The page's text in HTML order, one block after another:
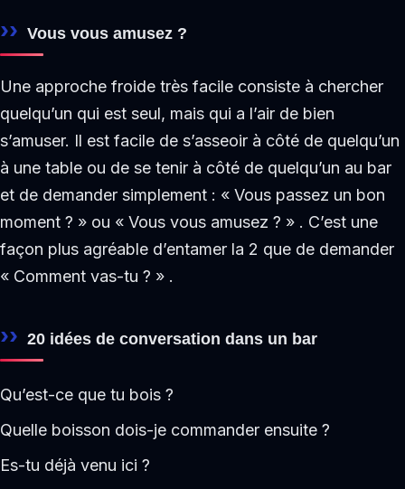
Vous vous amusez ?
Une approche froide très facile consiste à chercher
quelqu’un qui est seul, mais qui a l’air de bien
s’amuser. Il est facile de s’asseoir à côté de quelqu’un
à une table ou de se tenir à côté de quelqu’un au bar
et de demander simplement : « Vous passez un bon
moment ? » ou « Vous vous amusez ? » . C’est une
façon plus agréable d’entamer la 2 que de demander
« Comment vas-tu ? » .
20 idées de conversation dans un bar
Qu’est-ce que tu bois ?
Quelle boisson dois-je commander ensuite ?
Es-tu déjà venu ici ?